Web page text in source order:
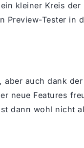
kleiner Kreis der
Preview-Tester in
aber auch dank
neue Features
dann wohl nicht